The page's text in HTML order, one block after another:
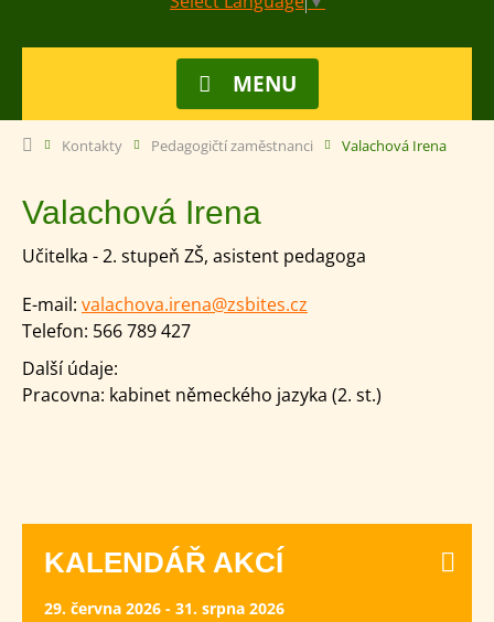
MENU
Kontakty Pedagogičtí zaměstnanci Valachová Irena
Valachová Irena
Učitelka - 2. stupeň ZŠ, asistent pedagoga
E-mail: valachova.irena@zsbites.cz
Telefon: 566 789 427
Další údaje:
Pracovna: kabinet německého jazyka (2. st.)
KALENDÁŘ AKCÍ
29. června 2026 - 31. srpna 2026